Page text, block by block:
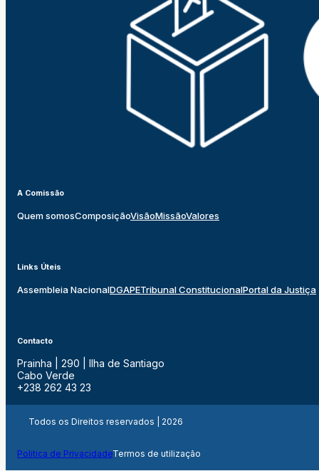
A Comissão
Quem somosComposiçãoVisãoMissãoValores
Links Úteis
Assembleia NacionalDGAPETribunal ConstitucionalPortal da Justiça
Contacto
Prainha | 290 | Ilha de Santiago
Cabo Verde
+238 262 43 23
Todos os Direitos reservados | 2026
Politica de PrivacidadeTermos de utilização